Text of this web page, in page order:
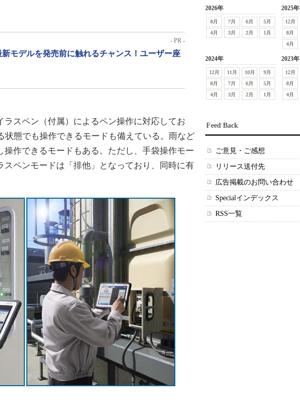
- PR -
モデルを発売前に触れるチャンス！ユーザー座
スペン（付属）によるペン操作に対応してお
状態でも操作できるモードも備えている。雨など
作できるモードもある。ただし、手袋操作モー
スペンモードは「排他」となっており、同時に有
2026年
8月 7月 6月
5月
4月
3月 2月 1月
2025年
12月
8月
4月
2024年
12月 11月 10月
9月
8月
7月 6月
5月
4月
3月 2月 1月
2023年
12月
8月
4月
Feed Back
ご意見・ご感想
リリース送付先
広告掲載のお問い合わせ
Specialインデックス
RSS一覧